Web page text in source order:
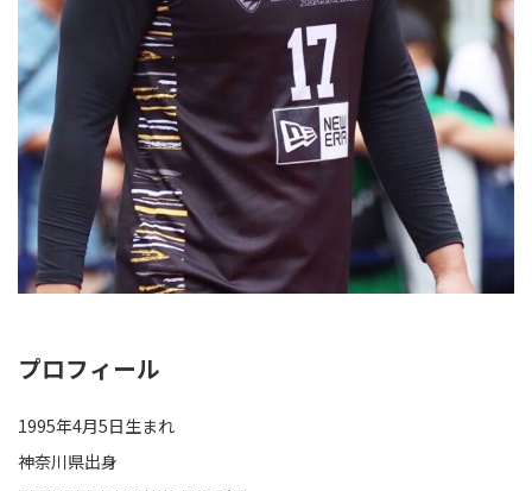
プロフィール
1995年4月5日生まれ
神奈川県出身